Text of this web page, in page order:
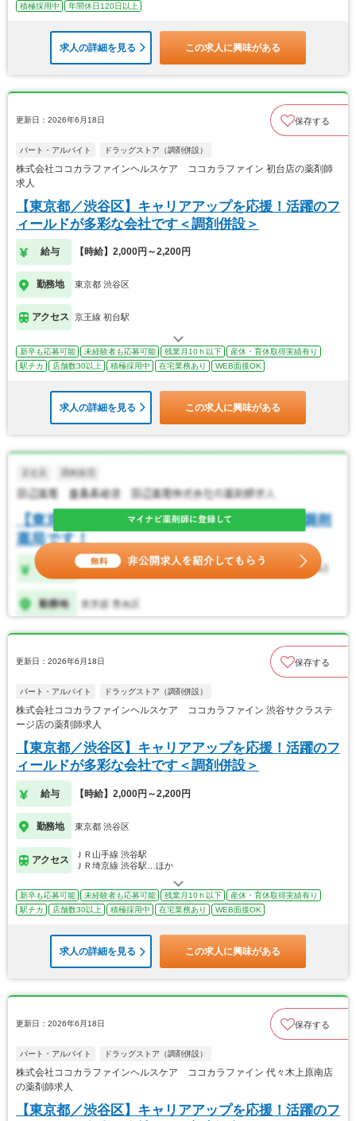
積極採用中
年間休日120日以上
求人の詳細を見る この求人に興味がある
更新日：2026年6月18日 保存する
パート・アルバイト ドラッグストア（調剤併設）
株式会社ココカラファインヘルスケア ココカラファイン 初台店の薬剤師
求人
【東京都／渋谷区】キャリアアップを応援！活躍のフ
ィールドが多彩な会社です＜調剤併設＞
給与 【時給】2,000円～2,200円
勤務地 東京都 渋谷区
アクセス 京王線 初台駅
新卒も応募可能 未経験者も応募可能 残業月10ｈ以下
産休・育休取得実績有り
駅チカ
店舗数30以上 積極採用中 在宅業務あり WEB面接OK
求人の詳細を見る この求人に興味がある
更新日：2026年6月18日 保存する
パート・アルバイト ドラッグストア（調剤併設）
株式会社ココカラファインヘルスケア ココカラファイン 渋谷サクラステ
ージ店の薬剤師求人
【東京都／渋谷区】キャリアアップを応援！活躍のフ
ィールドが多彩な会社です＜調剤併設＞
給与 【時給】2,000円～2,200円
勤務地 東京都 渋谷区
アクセス
ＪＲ山手線 渋谷駅
ＪＲ埼京線 渋谷駅…ほか
新卒も応募可能 未経験者も応募可能 残業月10ｈ以下
産休・育休取得実績有り
駅チカ
店舗数30以上 積極採用中 在宅業務あり WEB面接OK
求人の詳細を見る この求人に興味がある
更新日：2026年6月18日 保存する
パート・アルバイト ドラッグストア（調剤併設）
株式会社ココカラファインヘルスケア ココカラファイン 代々木上原南店
の薬剤師求人
【東京都／渋谷区】キャリアアップを応援！活躍のフ